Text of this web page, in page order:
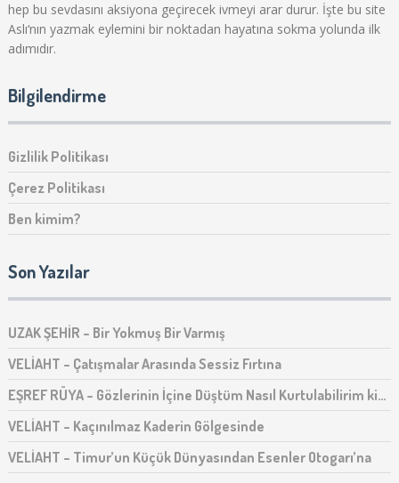
hep bu sevdasını aksiyona geçirecek ivmeyi arar durur. İşte bu site
Aslı‘nın yazmak eylemini bir noktadan hayatına sokma yolunda ilk
adımıdır.
Bilgilendirme
Gizlilik Politikası
Çerez Politikası
Ben kimim?
Son Yazılar
UZAK ŞEHİR – Bir Yokmuş Bir Varmış
VELİAHT – Çatışmalar Arasında Sessiz Fırtına
EŞREF RÜYA – Gözlerinin İçine Düştüm Nasıl Kurtulabilirim ki…
VELİAHT – Kaçınılmaz Kaderin Gölgesinde
VELİAHT – Timur’un Küçük Dünyasından Esenler Otogarı’na